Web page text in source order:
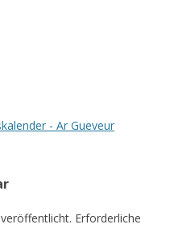
- Ar Gueveur
Erforderliche